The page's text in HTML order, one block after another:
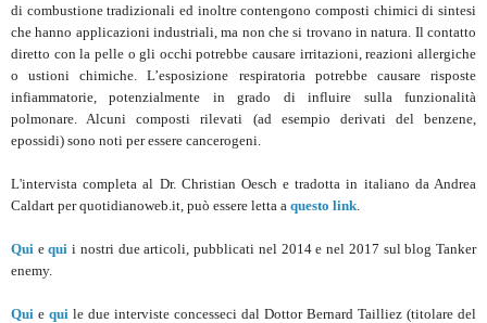
di combustione tradizionali ed inoltre contengono composti chimici di sintesi
che hanno applicazioni industriali, ma non che si trovano in natura. Il contatto
diretto con la pelle o gli occhi potrebbe causare irritazioni, reazioni allergiche
o ustioni chimiche. L’esposizione respiratoria potrebbe causare risposte
infiammatorie, potenzialmente in grado di influire sulla funzionalità
polmonare. Alcuni composti rilevati (ad esempio derivati ​​del benzene,
epossidi) sono noti per essere cancerogeni.
L'intervista completa al Dr. Christian Oesch e tradotta in italiano da Andrea
Caldart per quotidianoweb.it, può essere letta a questo link
Qui equi i nostri due articoli, pubblicati nel 2014 e nel 2017 sul blog Tanker
enemy.
Qui e qui le due interviste concesseci dal Dottor Bernard Tailliez (titolare del